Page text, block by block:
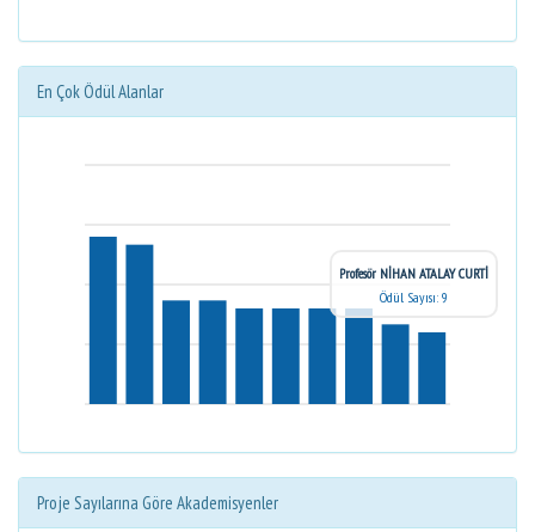
En Çok Ödül Alanlar
Profesör NİHAN ATALAY CURTİ
Ödül Sayısı: 9
Proje Sayılarına Göre Akademisyenler